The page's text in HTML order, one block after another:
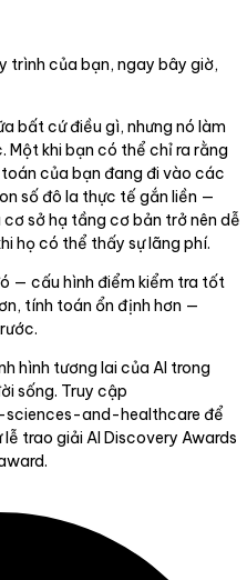
trình của bạn, ngay bây giờ,
bất cứ điều gì, nhưng nó làm
Một khi bạn có thể chỉ ra rằng
của bạn đang đi vào các
số đô la thực tế gắn liền —
sở hạ tầng cơ bản trở nên dễ
họ có thể thấy sự lãng phí.
— cấu hình điểm kiểm tra tốt
tính toán ổn định hơn —
hình tương lai của AI trong
sống. Truy cập
and-healthcare để
trao giải AI Discovery Awards